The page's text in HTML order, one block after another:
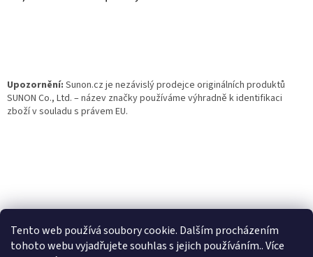
Tento web používá soubory cookie. Dalším procházením
tohoto webu vyjadřujete souhlas s jejich používáním.. Více
Upozornění: Sunon.cz je nezávislý prodejce originálních produktů
SUNON Co., Ltd. – název značky používáme výhradně k identifikaci
zboží v souladu s právem EU.